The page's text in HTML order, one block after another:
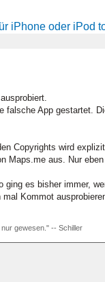
iPhone oder iPod
App gestartet.
Copyrights wird
aus. Nur
es bisher immer,
Kommot
gewesen." -- Schiller